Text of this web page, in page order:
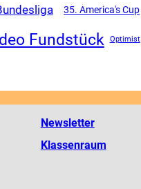
35. America's Cup
Fundstück Optimist
Newsletter
Klassenraum